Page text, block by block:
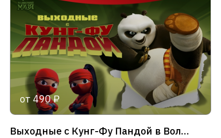
от 490 ₽
Выходные с Кунг-Фу Пандой в Волшебной миле